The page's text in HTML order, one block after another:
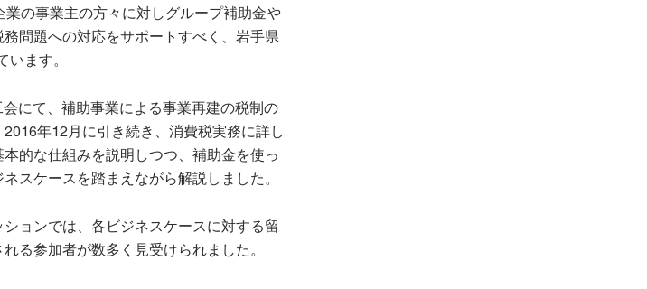
の事業主の方々に対しグループ補助金や
問題への対応をサポートすべく、岩手県
ます。
にて、補助事業による事業再建の税制の
年12月に引き続き、消費税実務に詳し
的な仕組みを説明しつつ、補助金を使っ
スケースを踏まえながら解説しました。
ョンでは、各ビジネスケースに対する留
る参加者が数多く見受けられました。